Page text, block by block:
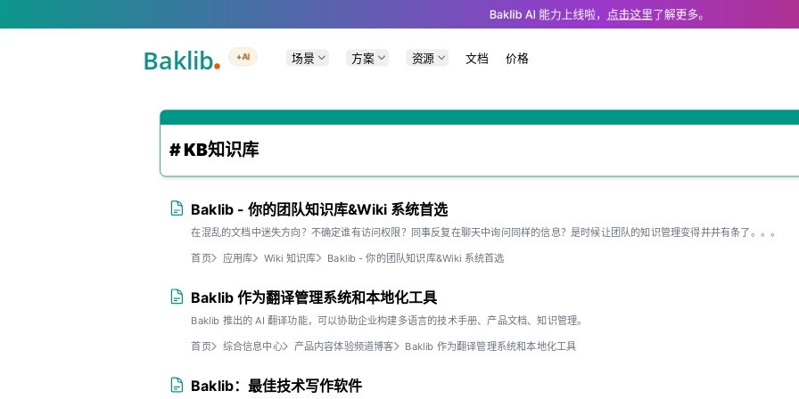
Baklib AI 能力上线啦， 点击这里了解更多。
+AI 场景 方案 资源 文档 价格
# KB知识库
Baklib - 你的团队知识库&Wiki 系统首选
在混乱的文档中迷失方向？不确定谁有访问权限？同事反复在聊天中询问同样的信息？是时候让团队的知识管理变得井井有条了。。。
首页 应用库 Wiki 知识库 Baklib - 你的团队知识库&Wiki 系统首选
Baklib 作为翻译管理系统和本地化工具
Baklib 推出的 AI 翻译功能，可以协助企业构建多语言的技术手册、产品文档、知识管理。
首页 综合信息中心 产品内容体验频道博客 Baklib 作为翻译管理系统和本地化工具
Baklib：最佳技术写作软件